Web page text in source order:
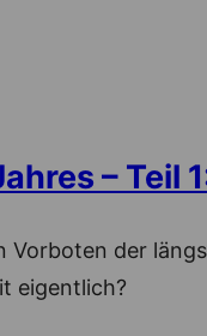
– Teil
der
eigentlich?